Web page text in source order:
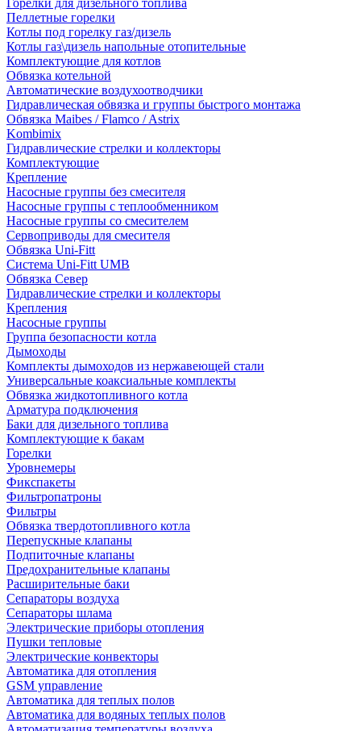
Пеллетные горелки
Котлы под горелку газ/дизель
Котлы газ\дизель напольные отопительные
Комплектующие для котлов
Обвязка котельной
Автоматические воздухоотводчики
Гидравлическая обвязка и группы быстрого монтажа
Обвязка Maibes / Flamco / Astrix
Kombimix
Гидравлические стрелки и коллекторы
Комплектующие
Крепление
Насосные группы без смесителя
Насосные группы с теплообменником
Насосные группы со смесителем
Сервоприводы для смесителя
Обвязка Uni-Fitt
Система Uni-Fitt UMB
Обвязка Север
Гидравлические стрелки и коллекторы
Крепления
Насосные группы
Группа безопасности котла
Дымоходы
Комплекты дымоходов из нержавеющей стали
Универсальные коаксиальные комплекты
Обвязка жидкотопливного котла
Арматура подключения
Баки для дизельного топлива
Комплектующие к бакам
Горелки
Уровнемеры
Фикспакеты
Фильтропатроны
Фильтры
Обвязка твердотопливного котла
Перепускные клапаны
Подпиточные клапаны
Предохранительные клапаны
Расширительные баки
Сепараторы воздуха
Сепараторы шлама
Электрические приборы отопления
Пушки тепловые
Электрические конвекторы
Автоматика для отопления
GSM управление
Автоматика для теплых полов
Автоматика для водяных теплых полов